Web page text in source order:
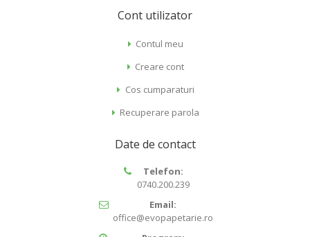
Cont utilizator
Contul meu
Creare cont
Cos cumparaturi
Recuperare parola
Date de contact
Telefon:
0740.200.239
Email:
office@evopapetarie.ro